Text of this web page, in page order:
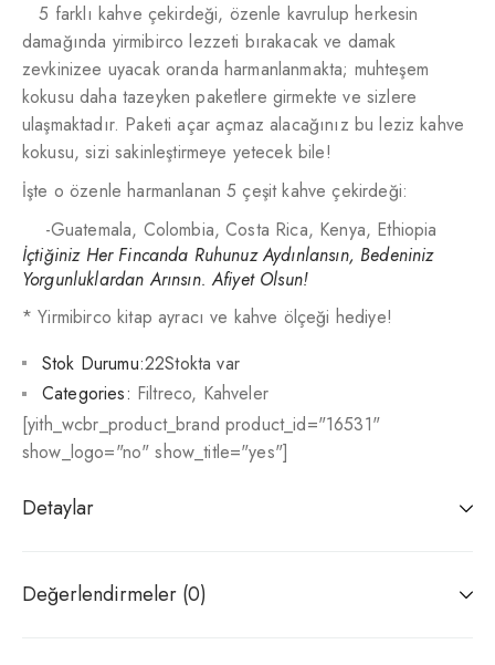
5 farklı kahve çekirdeği, özenle kavrulup herkesin
damağında yirmibirco lezzeti bırakacak ve damak
zevkinizee uyacak oranda harmanlanmakta; muhteşem
kokusu daha tazeyken paketlere girmekte ve sizlere
ulaşmaktadır. Paketi açar açmaz alacağınız bu leziz kahve
kokusu, sizi sakinleştirmeye yetecek bile!
İşte o özenle harmanlanan 5 çeşit kahve çekirdeği:
-Guatemala, Colombia, Costa Rica, Kenya, Ethiopia
İçtiğiniz Her Fincanda Ruhunuz Aydınlansın, Bedeniniz
Yorgunluklardan Arınsın. Afiyet Olsun!
* Yirmibirco kitap ayracı ve kahve ölçeği hediye!
Stok Durumu:22Stokta var
Categories: Filtreco, Kahveler
[yith_wcbr_product_brand product_id="16531"
show_logo="no" show_title="yes"]
Detaylar
Değerlendirmeler (0)